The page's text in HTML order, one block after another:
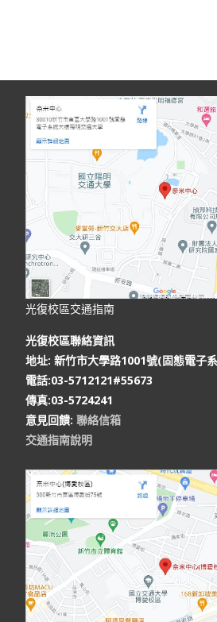
光復校區交通指南
光復校區聯絡資訊
地址: 新竹市大學路1001號(固態電子
電話:03-5712121#55673
傳真:03-5724241
意見回饋: 聯絡信箱
交通指南說明